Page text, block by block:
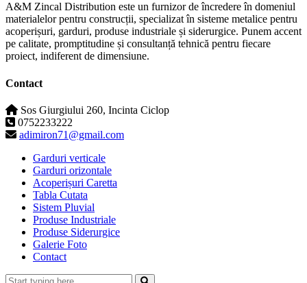
A&M Zincal Distribution este un furnizor de încredere în domeniul
materialelor pentru construcții, specializat în sisteme metalice pentru
acoperișuri, garduri, produse industriale și siderurgice. Punem accent
pe calitate, promptitudine și consultanță tehnică pentru fiecare
proiect, indiferent de dimensiune.
Contact
Sos Giurgiului 260, Incinta Ciclop
0752233222
adimiron71@gmail.com
Garduri verticale
Garduri orizontale
Acoperișuri Caretta
Tabla Cutata
Sistem Pluvial
Produse Industriale
Produse Siderurgice
Galerie Foto
Contact